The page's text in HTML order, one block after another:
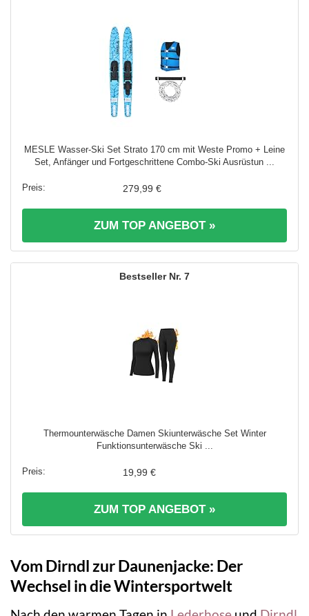
MESLE Wasser-Ski Set Strato 170 cm mit Weste Promo + Leine
Set, Anfänger und Fortgeschrittene Combo-Ski Ausrüstun ...
279,99 €
ZUM TOP ANGEBOT »
7
Thermounterwäsche Damen Skiunterwäsche Set Winter
Funktionsunterwäsche Ski ...
19,99 €
ZUM TOP ANGEBOT »
Vom Dirndl zur Daunenjacke: Der
Wechsel in die Wintersportwelt